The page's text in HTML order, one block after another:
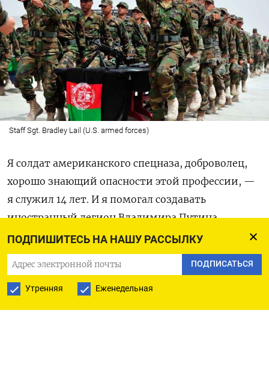
ПОДПИШИТЕСЬ НА НАШУ РАССЫЛКУ
ПОДПИСАТЬСЯ
Утренняя Еженедельная
Staff Sgt. Bradley Lail (U.S. armed forces)
Я солдат американского спецназа, доброволец,
хорошо знающий опасности этой профессии, —
я служил 14 лет. И я помогал создавать
иностранный легион Владимира Путина.
не рейнджеры и не «морские котики». Мы
специализируемся на обучении и боевых